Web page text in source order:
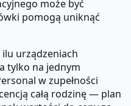
może być
pomogą uniknąć
urządzeniach
tylko na jednym
w zupełności
całą rodzinę — plan